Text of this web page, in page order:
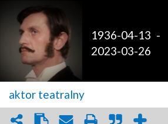
1936-04-13 -
2023-03-26
aktor teatralny